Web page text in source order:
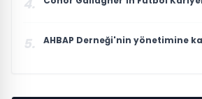
4.
5. AHBAP Derneği'nin yönetimine